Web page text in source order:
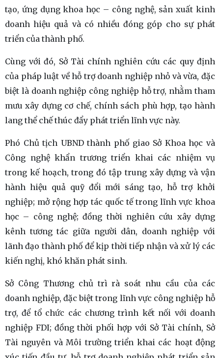
tạo, ứng dụng khoa học – công nghệ, sản xuất kinh
doanh hiệu quả và có nhiều đóng góp cho sự phát
triển của thành phố.
Cùng với đó, Sở Tài chính nghiên cứu các quy định
của pháp luật về hỗ trợ doanh nghiệp nhỏ và vừa, đặc
biệt là doanh nghiệp công nghiệp hỗ trợ, nhằm tham
mưu xây dựng cơ chế, chính sách phù hợp, tạo hành
lang thể chế thúc đẩy phát triển lĩnh vực này.
Phó Chủ tịch UBND thành phố giao Sở Khoa học và
Công nghệ khẩn trương triển khai các nhiệm vụ
trong kế hoạch, trong đó tập trung xây dựng và vận
hành hiệu quả quỹ đổi mới sáng tạo, hỗ trợ khởi
nghiệp; mở rộng hợp tác quốc tế trong lĩnh vực khoa
học – công nghệ; đồng thời nghiên cứu xây dựng
kênh tương tác giữa người dân, doanh nghiệp với
lãnh đạo thành phố để kịp thời tiếp nhận và xử lý các
kiến nghị, khó khăn phát sinh.
Sở Công Thương chủ trì rà soát nhu cầu của các
doanh nghiệp, đặc biệt trong lĩnh vực công nghiệp hỗ
trợ, để tổ chức các chương trình kết nối với doanh
nghiệp FDI; đồng thời phối hợp với Sở Tài chính, Sở
Tài nguyên và Môi trường triển khai các hoạt động